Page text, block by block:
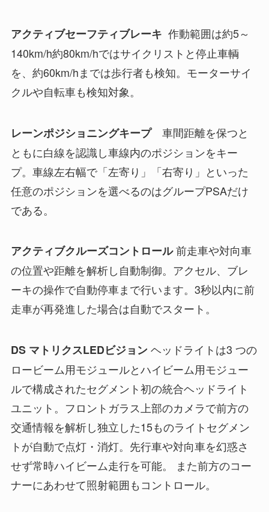
アクティブセーフティブレーキ 作動範囲は約5～
140km/h約80km/hではサイクリストと停止車輌
を、約60km/hまでは歩行者も検知。モーターサイ
クルや自転車も検知対象。
レーンポジショニングキープ車間距離を保つと
ともに白線を認識し車線内のポジションをキー
プ。車線左右幅で「左寄り」「右寄り」といった
任意のポジションを選べるのはグループPSAだけ
である。
アクティブクルーズコントロール前走車や対向車
の位置や距離を解析し自動制御。アクセル、ブレ
ーキの操作で自動停車まで行います。3秒以内に前
走車が再発進した場合は自動でスタート。
DS マトリクスLEDビジョンヘッドライトは3 つの
ロービーム用モジュールとハイビーム用モジュー
ルで構成されたセグメント初の統合ヘッドライト
ユニット。フロントガラス上部のカメラで前方の
交通情報を解析し独立した15ものライトセグメン
トが自動で点灯・消灯。先行車や対向車を幻惑さ
せず常時ハイビーム走行を可能。 また前方のコー
ナーにあわせて照射範囲もコントロール。